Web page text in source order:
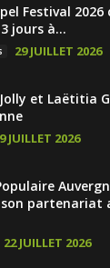
Festival
jours à...
29 JUILLET 2026
et Laëtitia
JUILLET 2026
partenariat
22 JUILLET 2026